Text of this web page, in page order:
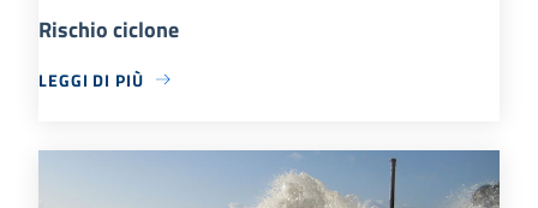
Rischio ciclone
LEGGI DI PIÙ